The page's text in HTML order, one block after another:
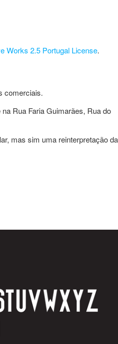
Works 2.5 Portugal License.
comerciais.
Rua Faria Guimarães, Rua do
mas sim uma reinterpretação